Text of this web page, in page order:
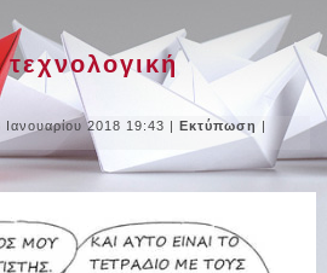
2018 19:43 |Εκτύπωση |